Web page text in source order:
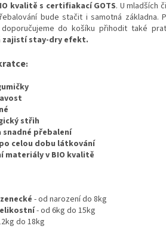
kvalitě s certifiakací GOTS. U mladších
bude stačit i samotná základna.
do košíku přihodit také
zajistí stay-dry efekt.
:
střih
snadné přebalení
celou dobu látkování
materiály v BIO kvalitě
- od narození do 8kg
- od 6kg do 15kg
do 18kg